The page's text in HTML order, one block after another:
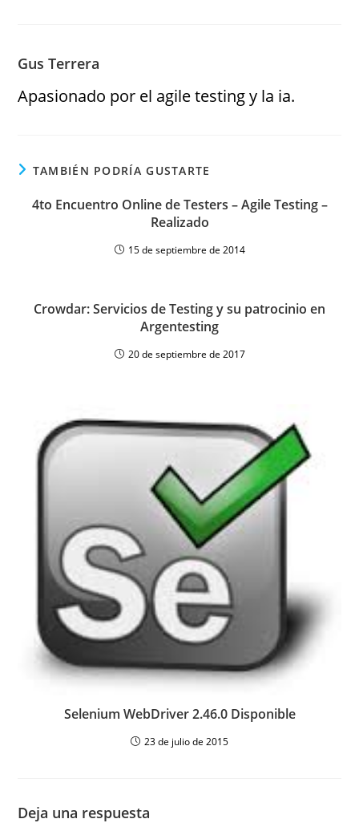
Gus Terrera
Apasionado por el agile testing y la ia.
TAMBIÉN PODRÍA GUSTARTE
4to Encuentro Online de Testers – Agile Testing –
Realizado
15 de septiembre de 2014
Crowdar: Servicios de Testing y su patrocinio en
Argentesting
20 de septiembre de 2017
Selenium WebDriver 2.46.0 Disponible
23 de julio de 2015
Deja una respuesta